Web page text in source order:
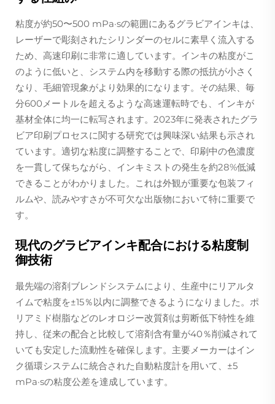
粘度が約50〜500 mPa·sの範囲にあるグラビアインキは、
レーザーで彫刻されたシリンダーのセルに素早く流入する
ため、高速印刷に非常に適しています。インキの粘度がこ
のように低いと、システム内を移動する際の抵抗が小さく
なり、毛細管現象がより効果的になります。その結果、毎
分600メートルを超えるような高速運転時でも、インキが
基材全体に均一に転写されます。2023年に発表されたグラ
ビア印刷プロセスに関する研究では興味深い結果も示され
ています。適切な粘度に調整することで、印刷中の色濃度
を一貫して保ちながら、インキミストの発生を約28%低減
できることがわかりました。これは外観が重要な包装フィ
ルムや、読みやすさが不可欠な出版物において特に重要で
す。
現代のグラビアインキ配合における粘度制
御技術
最先端の溶剤ブレンドシステムにより、生産中にリアルタ
イムで粘度を±15％以内に調整できるようになりました。ポ
リアミド樹脂などのレオロジー改質剤は剪断低下特性を維
持し、従来の配合と比較して溶剤含有量が40％削減されて
いても安定した流動性を確保します。主要メーカーはイン
ク循環システムに統合された自動粘度計を用いて、±5
mPa·sの粘度公差を達成しています。